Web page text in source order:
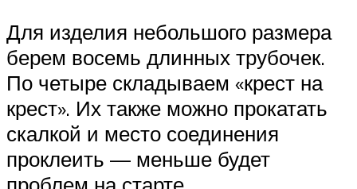
Для изделия небольшого размера
берем восемь длинных трубочек.
По четыре складываем «крест на
крест». Их также можно прокатать
скалкой и место соединения
проклеить — меньше будет